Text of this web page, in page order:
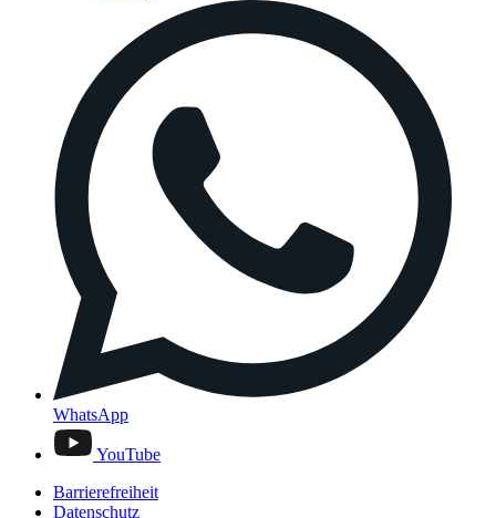
WhatsApp
YouTube
Barrierefreiheit
Datenschutz